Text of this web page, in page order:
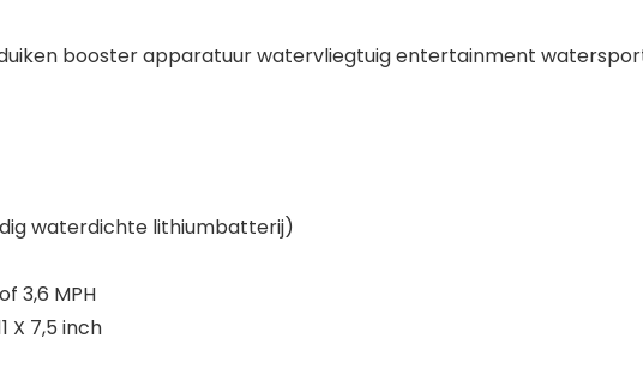
booster apparatuur watervliegtuig entertainment
waterdichte lithiumbatterij)
3,6 MPH
X 7,5 inch